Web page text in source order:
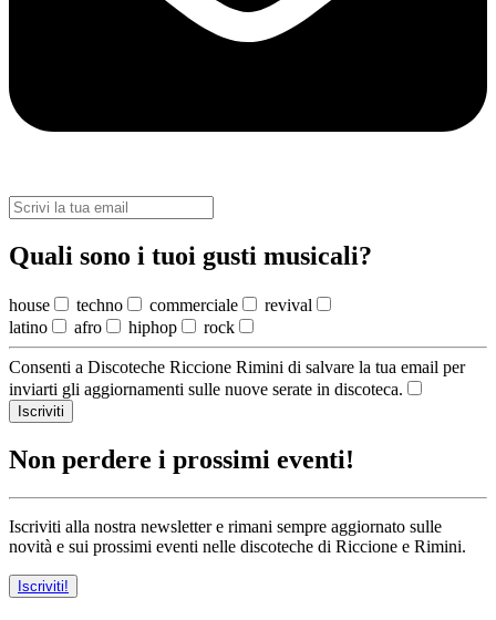
Quali sono i tuoi gusti musicali?
house techno commerciale
revival
latino
afro hiphop rock
Consenti a Discoteche Riccione Rimini di salvare la tua email per
inviarti gli aggiornamenti sulle nuove serate in discoteca.
Iscriviti
Non perdere i prossimi eventi!
Iscriviti alla nostra newsletter e rimani sempre aggiornato sulle
novità e sui prossimi eventi nelle discoteche di Riccione e Rimini.
Iscriviti!